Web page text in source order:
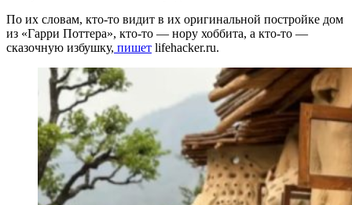
По их словам, кто-то видит в их оригинальной постройке дом
из «Гарри Поттера», кто-то — нору хоббита, а кто-то —
сказочную избушку, пишет lifehacker.ru.